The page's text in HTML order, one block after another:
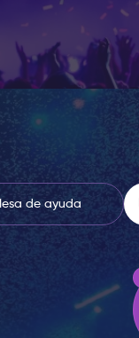
de ayuda